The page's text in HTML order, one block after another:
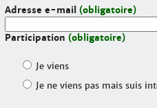
Adresse e-mail (obligatoire)
Participation (obligatoire)
Je viens
Je ne viens pas mais suis